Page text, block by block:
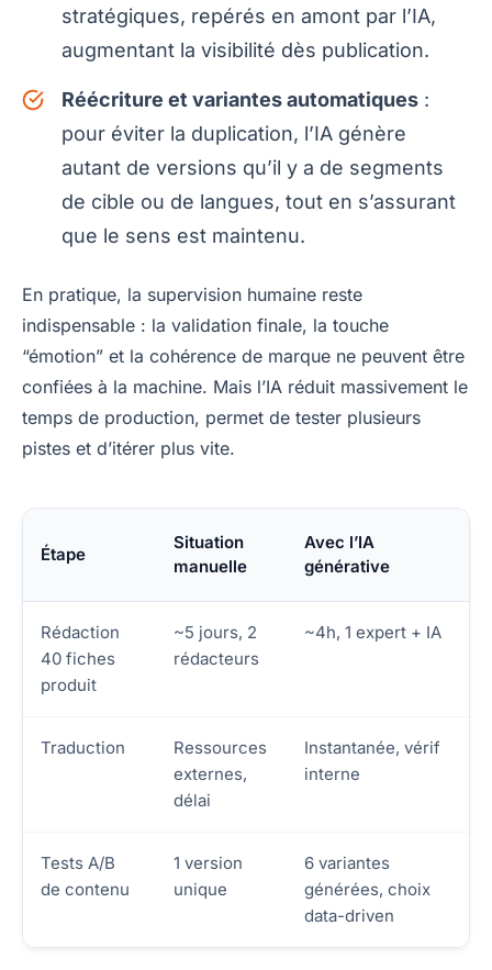
stratégiques, repérés en amont par l’IA,
augmentant la visibilité dès publication.
Réécriture et variantes automatiques :
pour éviter la duplication, l’IA génère
autant de versions qu’il y a de segments
de cible ou de langues, tout en s’assurant
que le sens est maintenu.
En pratique, la supervision humaine reste
indispensable : la validation finale, la touche
“émotion” et la cohérence de marque ne peuvent être
confiées à la machine. Mais l’IA réduit massivement le
temps de production, permet de tester plusieurs
pistes et d’itérer plus vite.
Étape
Situation
manuelle
Avec l’IA
générative
Rédaction
40 fiches
produit
~5 jours, 2
rédacteurs
~4h, 1 expert + IA
Traduction
Ressources
externes,
délai
Instantanée, vérif
interne
Tests A/B
de contenu
1 version
unique
6 variantes
générées, choix
data-driven